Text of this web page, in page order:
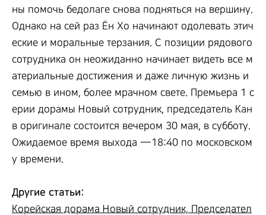
ны помочь бедолаге снова подняться на вершину.
Однако на сей раз Ён Хо начинают одолевать этич
еские и моральные терзания. С позиции рядового
сотрудника он неожиданно начинает видеть все м
атериальные достижения и даже личную жизнь и
семью в ином, более мрачном свете. Премьера 1 с
ерии дорамы Новый сотрудник, председатель Кан
в оригинале состоится вечером 30 мая, в субботу.
Ожидаемое время выхода —18:40 по московском
у времени.
Другие статьи:
Корейская дорама Новый сотрудник, Председател